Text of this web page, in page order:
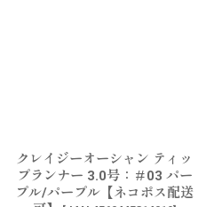
クレイジーオーシャン ティッ
プランナー 3.0号：＃03 パー
プル/パープル【ネコポス配送